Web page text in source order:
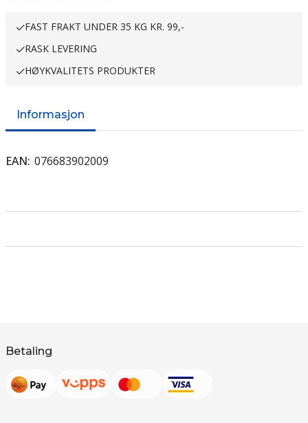
FAST FRAKT UNDER 35 KG KR. 99,-
RASK LEVERING
HØYKVALITETS PRODUKTER
Informasjon
EAN 076683902009
Betaling